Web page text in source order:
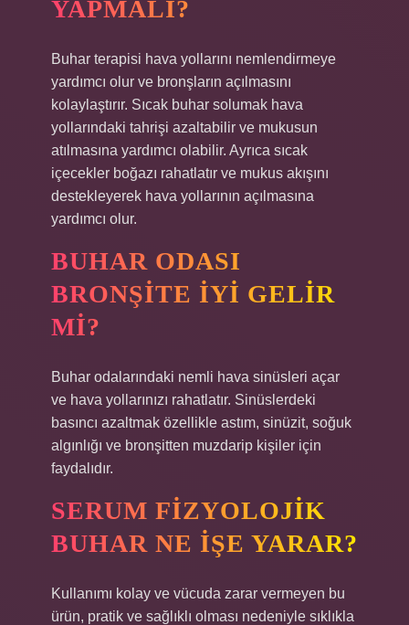
YAPMALI?
Buhar terapisi hava yollarını nemlendirmeye
yardımcı olur ve bronşların açılmasını
kolaylaştırır. Sıcak buhar solumak hava
yollarındaki tahrişi azaltabilir ve mukusun
atılmasına yardımcı olabilir. Ayrıca sıcak
içecekler boğazı rahatlatır ve mukus akışını
destekleyerek hava yollarının açılmasına
yardımcı olur.
BUHAR ODASI
BRONŞITE IYI GELIR
MI?
Buhar odalarındaki nemli hava sinüsleri açar
ve hava yollarınızı rahatlatır. Sinüslerdeki
basıncı azaltmak özellikle astım, sinüzit, soğuk
algınlığı ve bronşitten muzdarip kişiler için
faydalıdır.
SERUM FIZYOLOJIK
BUHAR NE IŞE YARAR?
Kullanımı kolay ve vücuda zarar vermeyen bu
ürün, pratik ve sağlıklı olması nedeniyle sıklıkla